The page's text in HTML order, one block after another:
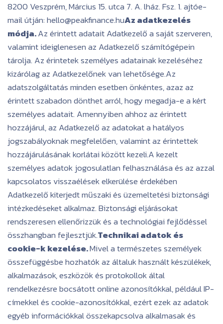
8200 Veszprém, Március 15. utca 7. A. lház. Fsz. 1. ajtóe-
mail útján: hello@peakfinance.huAz adatkezelés
módja.Az érintett adatait Adatkezelő a saját szerveren,
valamint ideiglenesen az Adatkezelő számítógépein
tárolja. Az érintetek személyes adatainak kezeléséhez
kizárólag az Adatkezelőnek van lehetősége.Az
adatszolgáltatás minden esetben önkéntes, azaz az
érintett szabadon dönthet arról, hogy megadja-e a kért
személyes adatait. Amennyiben ahhoz az érintett
hozzájárul, az Adatkezelő az adatokat a hatályos
jogszabályoknak megfelelően, valamint az érintettek
hozzájárulásának korlátai között kezeli.A kezelt
személyes adatok jogosulatlan felhasználása és az azzal
kapcsolatos visszaélések elkerülése érdekében
Adatkezelő kiterjedt műszaki és üzemeltetési biztonsági
intézkedéseket alkalmaz. Biztonsági eljárásokat
rendszeresen ellenőrizzük és a technológiai fejlődéssel
összhangban fejlesztjük.Technikai adatok és
cookie-k kezelése.Mivel a természetes személyek
összefüggésbe hozhatók az általuk használt készülékek,
alkalmazások, eszközök és protokollok által
rendelkezésre bocsátott online azonosítókkal, például IP-
címekkel és cookie-azonosítókkal, ezért ezek az adatok
egyéb információkkal összekapcsolva alkalmasak és